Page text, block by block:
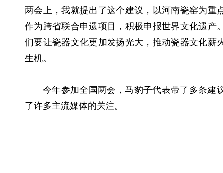
两会上，我就提出了这个建议，以河南瓷窑为重
作为跨省联合申遗项目，积极申报世界文化遗产
们要让瓷器文化更加发扬光大，推动瓷器文化薪
生机。
今年参加全国两会，马豹子代表带了多条建
了许多主流媒体的关注。